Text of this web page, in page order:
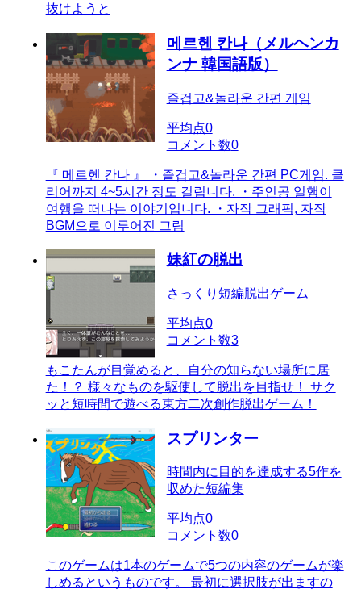
抜けようと
메르헨 칸나（メルヘンカ
ンナ 韓国語版）
즐겁고&놀라운 간편 게임
平均点0
コメント数0
『 메르헨 칸나 』 ・즐겁고&놀라운 간편 PC게임. 클
리어까지 4~5시간 정도 걸립니다. ・주인공 일행이
여행을 떠나는 이야기입니다. ・자작 그래픽, 자작
BGM으로 이루어진 그림
妹紅の脱出
さっくり短編脱出ゲーム
平均点0
コメント数3
もこたんが目覚めると、自分の知らない場所に居
た！？ 様々なものを駆使して脱出を目指せ！ サク
ッと短時間で遊べる東方二次創作脱出ゲーム！
スプリンター
時間内に目的を達成する5作を
収めた短編集
平均点0
コメント数0
このゲームは1本のゲームで5つの内容のゲームが楽
しめるというものです。 最初に選択肢が出ますの